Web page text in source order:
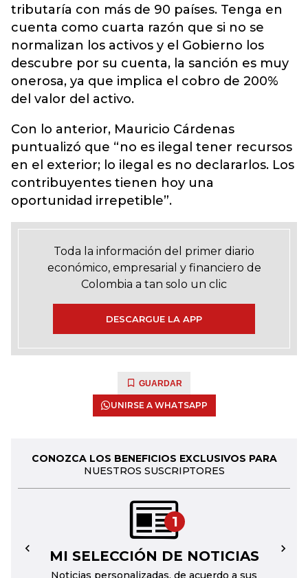
tributaría con más de 90 países. Tenga en
cuenta como cuarta razón que si no se
normalizan los activos y el Gobierno los
descubre por su cuenta, la sanción es muy
onerosa, ya que implica el cobro de 200%
del valor del activo.
Con lo anterior, Mauricio Cárdenas
puntualizó que “no es ilegal tener recursos
en el exterior; lo ilegal es no declararlos. Los
contribuyentes tienen hoy una
oportunidad irrepetible”.
Toda la información del primer diario
económico, empresarial y financiero de
Colombia a tan solo un clic
DESCARGUE LA APP
GUARDAR
UNIRSE A WHATSAPP
CONOZCA LOS BENEFICIOS EXCLUSIVOS PARA
NUESTROS SUSCRIPTORES
1
MI SELECCIÓN DE NOTICIAS
Noticias personalizadas, de acuerdo a sus
← →